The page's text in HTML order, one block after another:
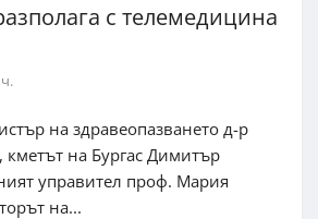
с телемедицина
на здравеопазването д-р
на Бургас Димитър
управител проф. Мария
на...